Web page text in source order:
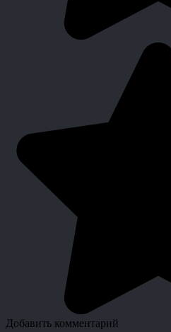
Добавить комментарий